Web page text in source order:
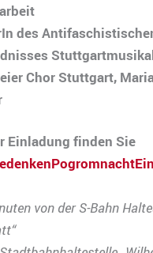
des
Stuttgart
Chor Stuttgart,
Einladung finden Sie
von der S-Bahn